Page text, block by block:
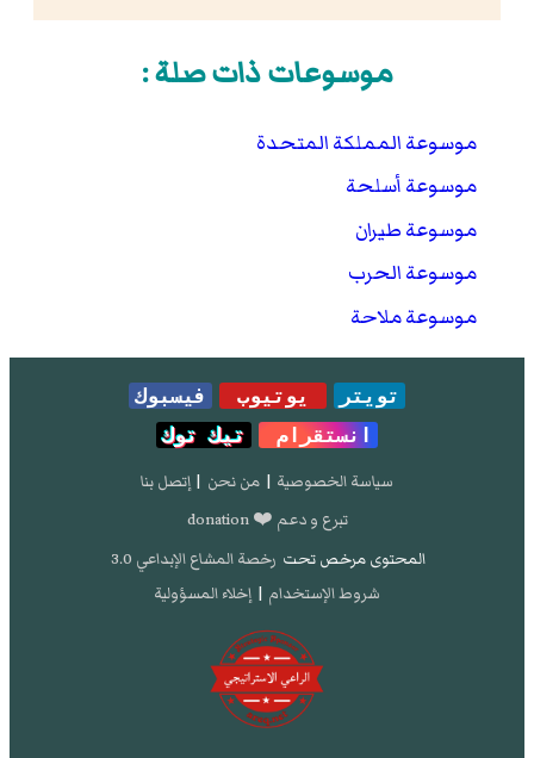
موسوعات ذات صلة :
موسوعة المملكة المتحدة
موسوعة أسلحة
موسوعة طيران
موسوعة الحرب
موسوعة ملاحة
تويتر يوتيوب
فيسبوك
انستقرام
تيك توك
سياسة الخصوصية | من نحن | إتصل بنا
تبرع و دعم ❤️ donation
المحتوى مرخص تحت رخصة المشاع الإبداعي 3.0
شروط الإستخدام | إخلاء المسؤولية